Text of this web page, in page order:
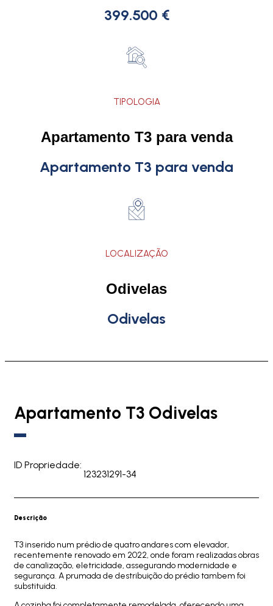
399.500 €
TIPOLOGIA
Apartamento T3 para venda
Apartamento T3 para venda
LOCALIZAÇÃO
Odivelas
Odivelas
Apartamento T3 Odivelas
ID Propriedade:
123231291-34
Descrição
T3 inserido num prédio de quatro andares com elevador,
recentemente renovado em 2022, onde foram realizadas obras
de canalização, eletricidade, assegurando modernidade e
segurança. A prumada de destribuição do prédio tambem foi
substituida.